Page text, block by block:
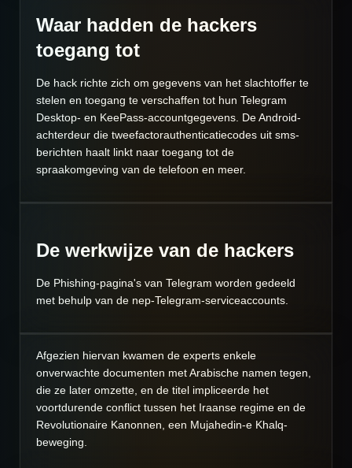
Waar hadden de hackers
toegang tot
De hack richte zich om gegevens van het slachtoffer te
stelen en toegang te verschaffen tot hun Telegram
Desktop- en KeePass-accountgegevens. De Android-
achterdeur die tweefactorauthenticatiecodes uit sms-
berichten haalt linkt naar toegang tot de
spraakomgeving van de telefoon en meer.
De werkwijze van de hackers
De Phishing-pagina's van Telegram worden gedeeld
met behulp van de nep-Telegram-serviceaccounts.
Afgezien hiervan kwamen de experts enkele
onverwachte documenten met Arabische namen tegen,
die ze later omzette, en de titel impliceerde het
voortdurende conflict tussen het Iraanse regime en de
Revolutionaire Kanonnen, een Mujahedin-e Khalq-
beweging.